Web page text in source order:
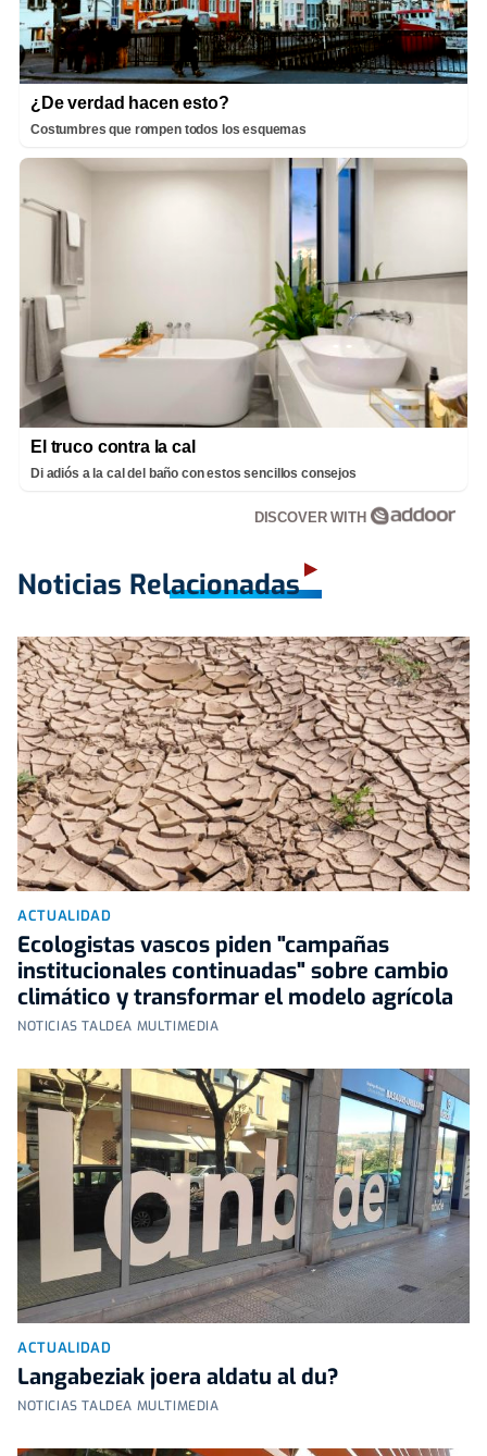
¿De verdad hacen esto?
Costumbres que rompen todos los esquemas
El truco contra la cal
Di adiós a la cal del baño con estos sencillos consejos
DISCOVER WITH
Noticias Relacionadas
ACTUALIDAD
Ecologistas vascos piden "campañas
institucionales continuadas" sobre cambio
climático y transformar el modelo agrícola
NOTICIAS TALDEA MULTIMEDIA
ACTUALIDAD
Langabeziak joera aldatu al du?
NOTICIAS TALDEA MULTIMEDIA